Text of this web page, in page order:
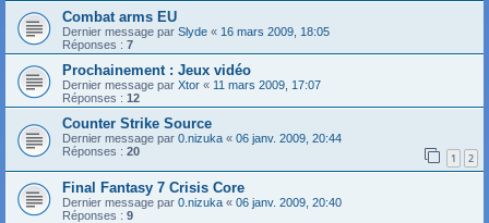
Combat arms EU
Dernier message par Slyde « 16 mars 2009, 18:05
Réponses : 7
Prochainement : Jeux vidéo
Dernier message par Xtor « 11 mars 2009, 17:07
Réponses : 12
Counter Strike Source
Dernier message par 0.nizuka « 06 janv. 2009, 20:44
Réponses : 20 1 2
Final Fantasy 7 Crisis Core
Dernier message par 0.nizuka « 06 janv. 2009, 20:40
Réponses : 9